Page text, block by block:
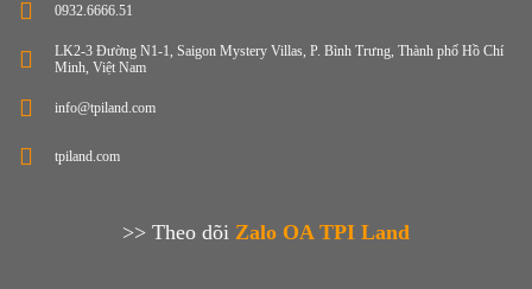
0932.6666.51
LK2-3 Đường N1-1, Saigon Mystery Villas, P. Bình Trưng, Thành phố Hồ Chí
Minh, Việt Nam
info@tpiland.com
tpiland.com
>> Theo dõi Zalo OA TPI Land